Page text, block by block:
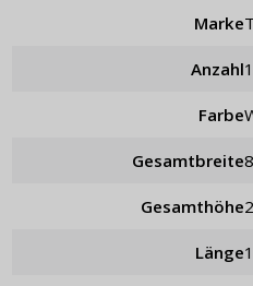
Marke
Anzahl
Farbe
Gesamtbreite
Gesamthöhe
Länge